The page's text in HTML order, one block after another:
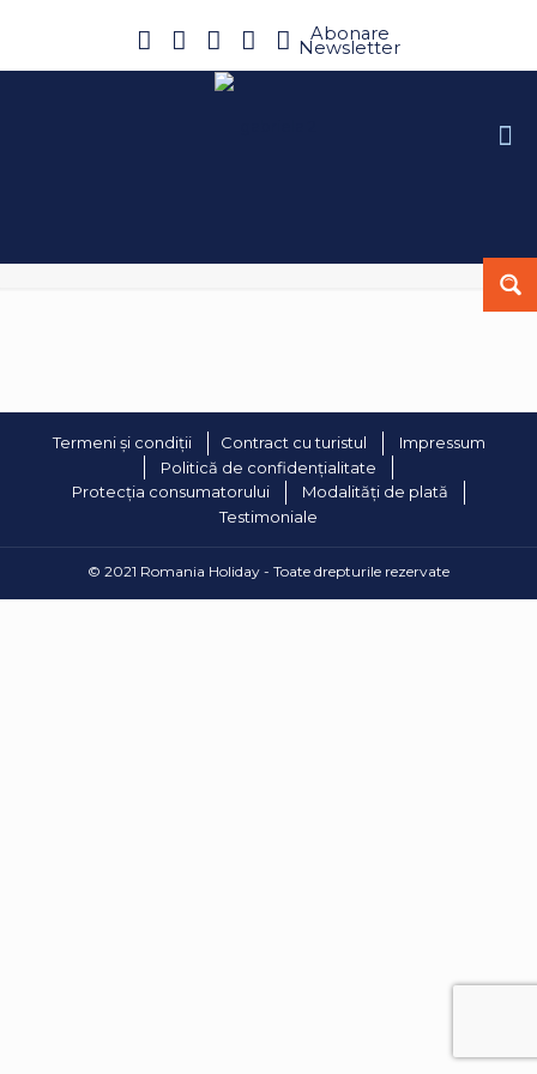
Abonare
Newsletter
Termeni și condiții Contract cu turistul
Impressum
Politică de confidențialitate
Protecția consumatorului
Modalități de plată
Testimoniale
© 2021 Romania Holiday - Toate drepturile rezervate